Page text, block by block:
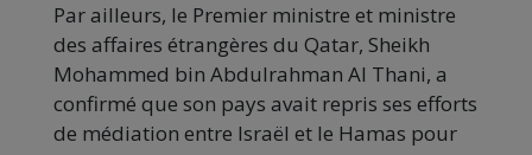
Par ailleurs, le Premier ministre et ministre
des affaires étrangères du Qatar, Sheikh
Mohammed bin Abdulrahman Al Thani, a
confirmé que son pays avait repris ses efforts
de médiation entre Israël et le Hamas pour